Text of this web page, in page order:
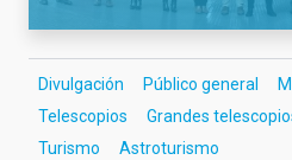
Divulgación Público general
Telescopios
Grandes
Turismo
Astroturismo